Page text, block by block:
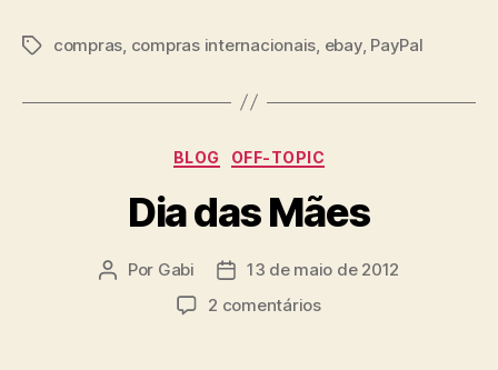
Tagscompras compras internacionais ebay, PayPal
Categorias
BLOG OFF-TOPIC
Dia das Mães
Autor
Por Gabi
Data13 de maio de 2012
2 comentáriosem